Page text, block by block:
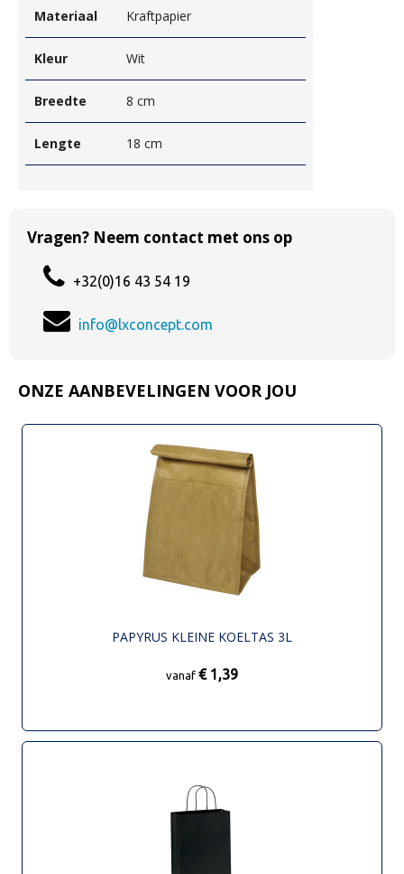
Materiaal Kraftpapier
Kleur Wit
Breedte 8 cm
Lengte 18 cm
Vragen? Neem contact met ons op
+32(0)16 43 54 19
info@lxconcept.com
ONZE AANBEVELINGEN VOOR JOU
PAPYRUS KLEINE KOELTAS 3L
vanaf € 1,39